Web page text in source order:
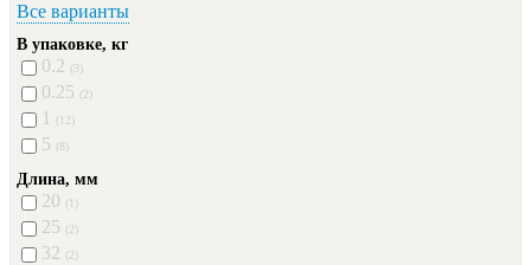
Все варианты
В упаковке, кг
0.2 (3)
0.25 (2)
1 (12)
5 (8)
Длина, мм
20 (1)
25 (2)
32 (2)